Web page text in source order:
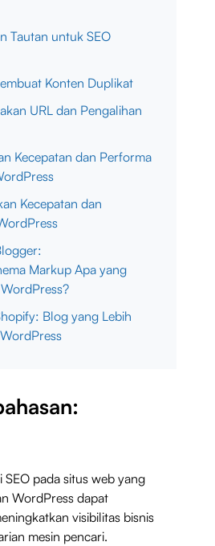
Tautan untuk SEO
Konten Duplikat
URL dan Pengalihan
Kecepatan dan Performa
Kecepatan dan
Markup Apa yang
Blog yang Lebih
SEO pada situs web yang
WordPress dapat
visibilitas bisnis
mesin pencari.